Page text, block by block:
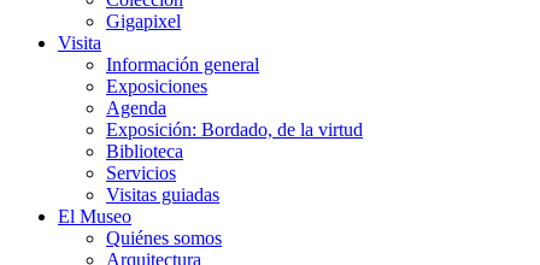
Gigapixel
Visita
Información general
Exposiciones
Agenda
Exposición: Bordado, de la virtud
Biblioteca
Servicios
Visitas guiadas
El Museo
Quiénes somos
Arquitectura